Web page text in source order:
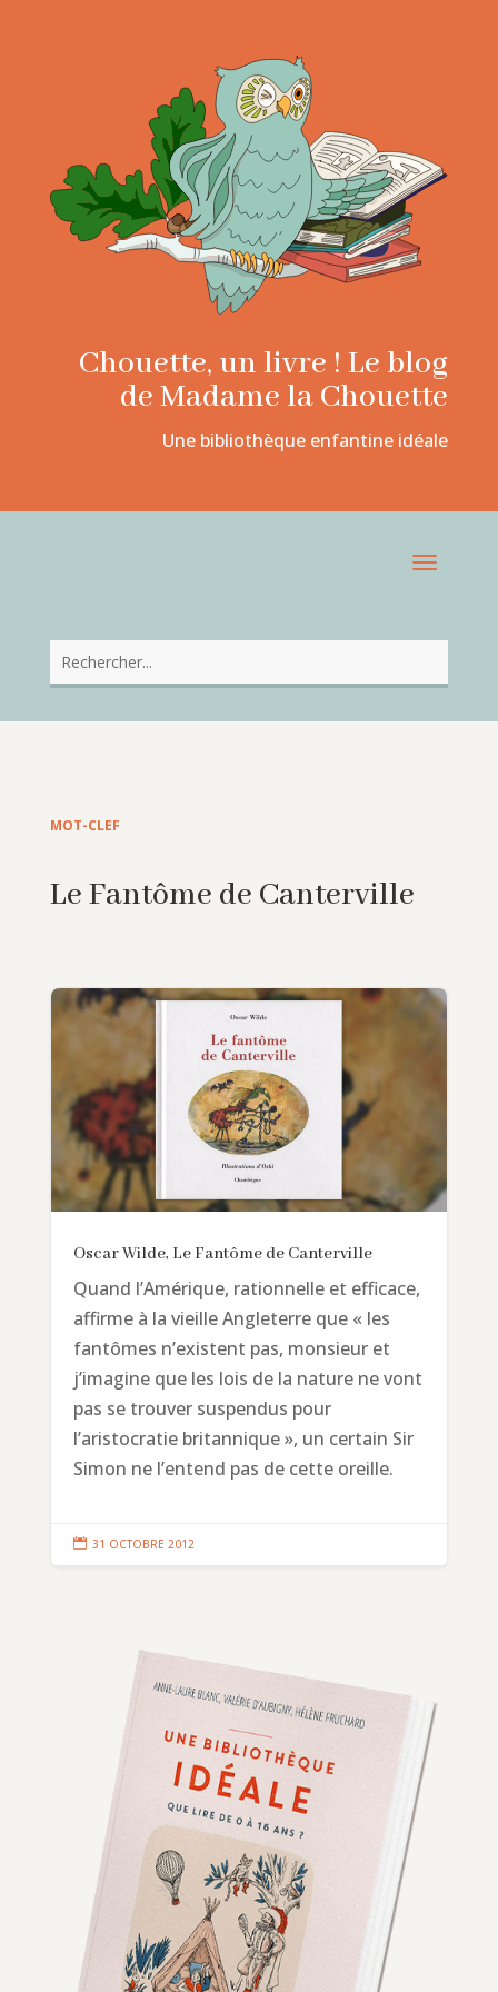
Chouette, un livre ! Le blog
de Madame la Chouette
Une bibliothèque enfantine idéale
MOT-CLEF
Le Fantôme de Canterville
Oscar Wilde, Le Fantôme de Canterville
Quand l’Amérique, rationnelle et efficace,
affirme à la vieille Angleterre que « les
fantômes n’existent pas, monsieur et
j’imagine que les lois de la nature ne vont
pas se trouver suspendus pour
l’aristocratie britannique », un certain Sir
Simon ne l’entend pas de cette oreille.
 31 OCTOBRE 2012